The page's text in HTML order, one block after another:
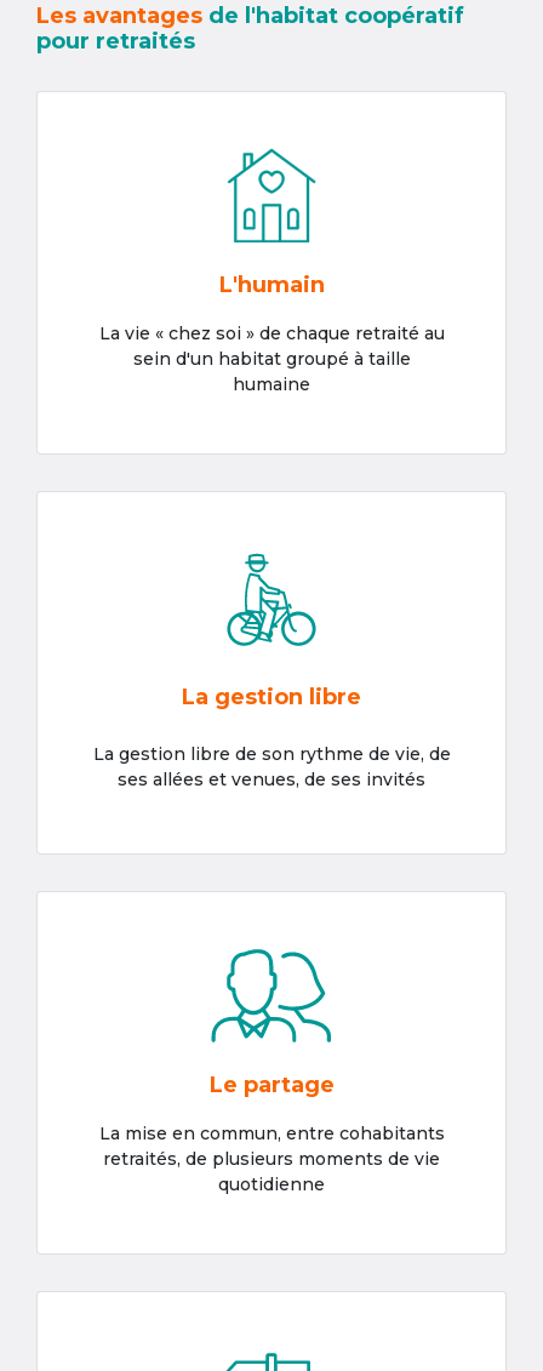
Les avantages de l'habitat coopératif
pour retraités
L'humain
La vie « chez soi » de chaque retraité au
sein d'un habitat groupé à taille
humaine
La gestion libre
La gestion libre de son rythme de vie, de
ses allées et venues, de ses invités
Le partage
La mise en commun, entre cohabitants
retraités, de plusieurs moments de vie
quotidienne